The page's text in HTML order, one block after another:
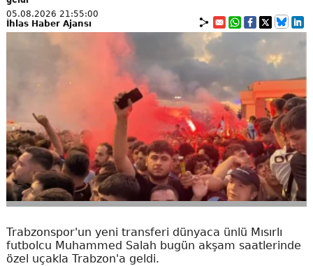
05.08.2026 21:55:00
İhlas Haber Ajansı
Trabzonspor'un yeni transferi dünyaca ünlü Mısırlı
futbolcu Muhammed Salah bugün akşam saatlerinde
özel uçakla Trabzon'a geldi.